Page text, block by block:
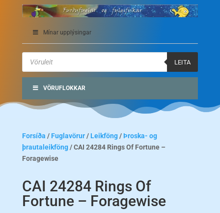
Mínar upplýsingar
Products
search
LEITA
VÖRUFLOKKAR
Forsíða / Fuglavörur/ Leikföng/ Þroska- og
þrautaleikföng/ CAI 24284 Rings Of Fortune –
Foragewise
CAI 24284 Rings Of
Fortune – Foragewise